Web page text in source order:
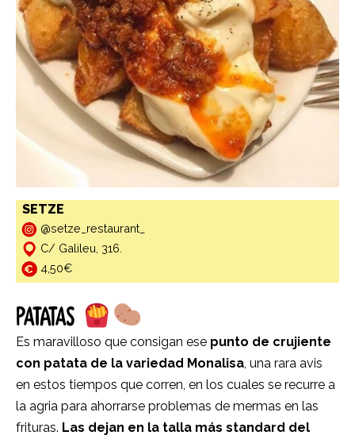
SETZE
@setze_restaurant_
C/ Galileu, 316.
4,50€
PATATAS
Es maravilloso que consigan ese punto de crujiente
con patata de la variedad Monalisa , una rara avis
en estos tiempos que corren, en los cuales se recurre a
la agria para ahorrarse problemas de mermas en las
frituras. Las dejan en la talla más standard del